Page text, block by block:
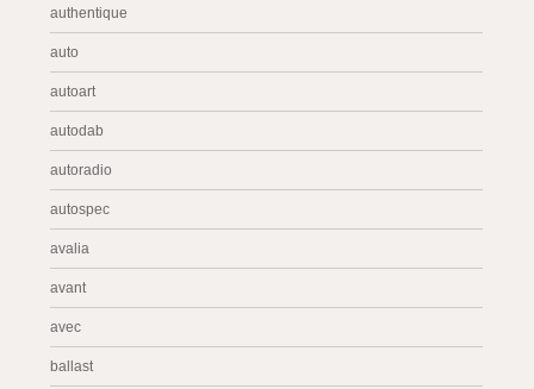
authentique
auto
autoart
autodab
autoradio
autospec
avalia
avant
avec
ballast